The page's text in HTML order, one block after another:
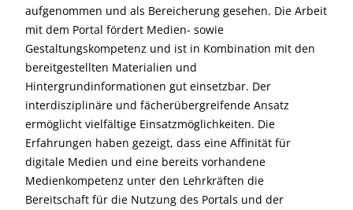
aufgenommen und als Bereicherung gesehen. Die Arbeit
mit dem Portal fördert Medien- sowie
Gestaltungskompetenz und ist in Kombination mit den
bereitgestellten Materialien und
Hintergrundinformationen gut einsetzbar. Der
interdisziplinäre und fächerübergreifende Ansatz
ermöglicht vielfältige Einsatzmöglichkeiten. Die
Erfahrungen haben gezeigt, dass eine Affinität für
digitale Medien und eine bereits vorhandene
Medienkompetenz unter den Lehrkräften die
Bereitschaft für die Nutzung des Portals und der